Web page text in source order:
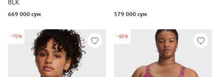
BLK
669 000 сум 579 000 сум
-70% -60%